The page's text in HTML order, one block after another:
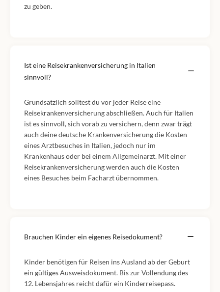
zu geben.
Ist eine Reisekrankenversicherung in Italien
sinnvoll?
Grundsätzlich solltest du vor jeder Reise eine
Reisekrankenversicherung abschließen. Auch für Italien
ist es sinnvoll, sich vorab zu versichern, denn zwar trägt
auch deine deutsche Krankenversicherung die Kosten
eines Arztbesuches in Italien, jedoch nur im
Krankenhaus oder bei einem Allgemeinarzt. Mit einer
Reisekrankenversicherung werden auch die Kosten
eines Besuches beim Facharzt übernommen.
Brauchen Kinder ein eigenes Reisedokument?
Kinder benötigen für Reisen ins Ausland ab der Geburt
ein gültiges Ausweisdokument. Bis zur Vollendung des
12. Lebensjahres reicht dafür ein Kinderreisepass.